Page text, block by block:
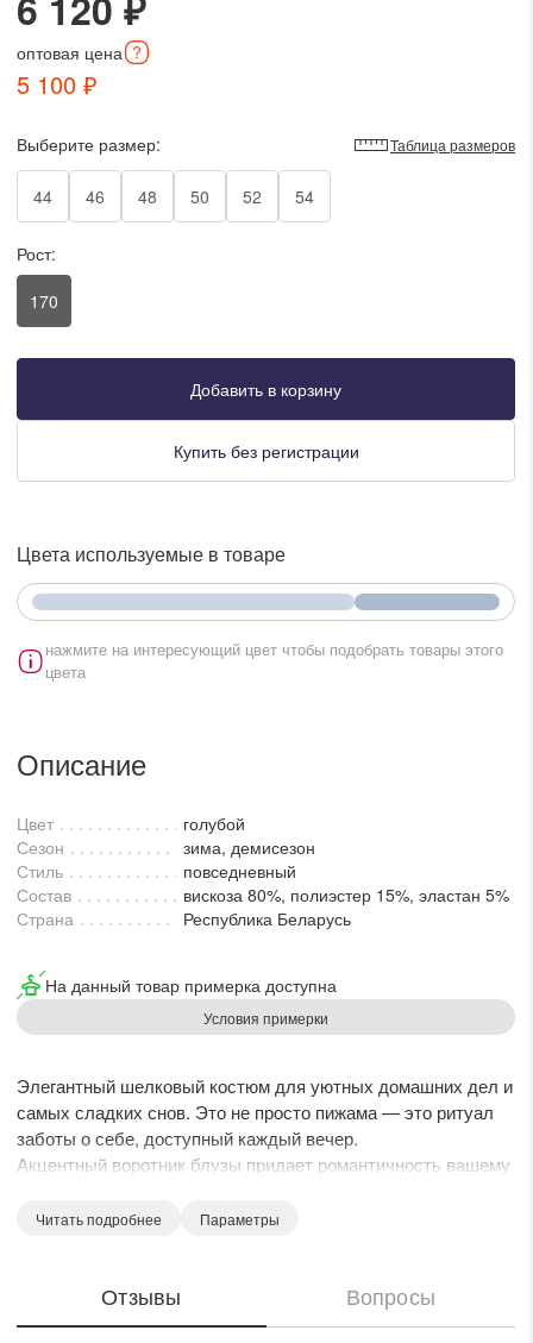
в WhatsApp
в Telegram
в Max
колл-центра:
- 15:00
KZT
оптовая цена
5 100 ₽
Выберите размер: Таблица размеров
44 46 48 50 52 54
Рост:
170
Добавить в корзину
Купить без регистрации
Цвета используемые в товаре
нажмите на интересующий цвет чтобы подобрать товары этого
цвета
Описание
Цвет
голубой
Сезон
зима, демисезон
Стиль
повседневный
Состав
вискоза 80%, полиэстер 15%, эластан 5%
Страна
Республика Беларусь
На данный товар примерка доступна
Условия примерки
Элегантный шелковый костюм для уютных домашних дел и
самых сладких снов. Это не просто пижама — это ритуал
заботы о себе, доступный каждый вечер.
Акцентный воротник блузы придает романтичность вашему
Воротник блузы и отделка шорт рюшами создают
фигуры и не стесняет движения.
В этой пижаме вы будете чувствовать себя комфортно,
Читать подробнее Параметры
Отзывы Вопросы